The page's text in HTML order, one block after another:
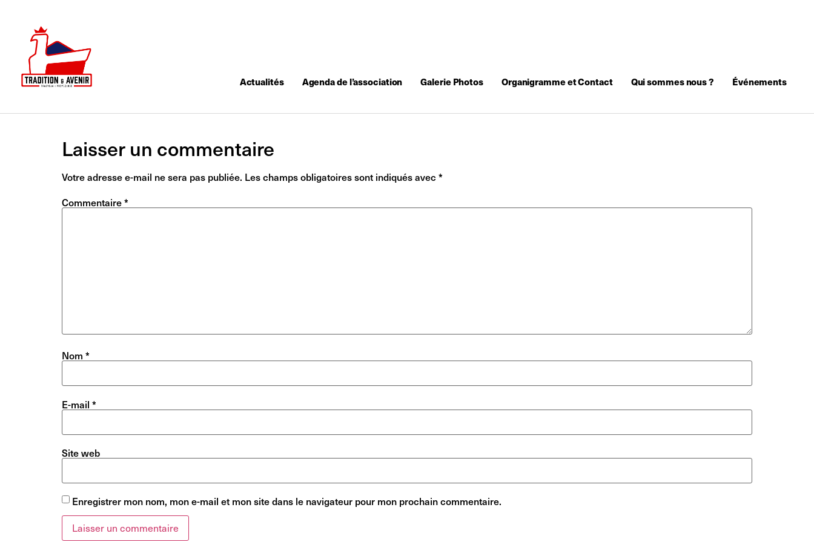
Actualités Agenda de l’association Galerie Photos Organigramme et Contact Qui sommes nous ? Événements
Laisser un commentaire
Votre adresse e-mail ne sera pas publiée. Les champs obligatoires sont indiqués avec *
Commentaire*
Nom *
E-mail *
Site web
Enregistrer mon nom, mon e-mail et mon site dans le navigateur pour mon prochain commentaire.